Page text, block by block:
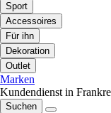
Sport
Accessoires
Für ihn
Dekoration
Outlet
Marken
Kundendienst in
Suchen